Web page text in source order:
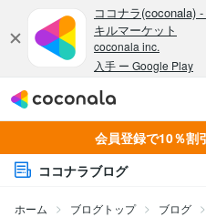
会員登録で10％割
ココナラブログ
ホーム ブログトップ ブログ